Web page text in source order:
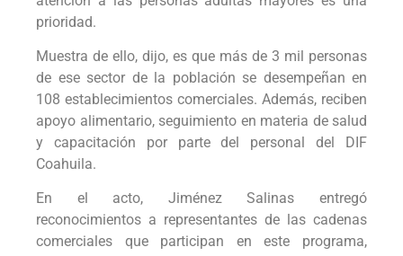
prioridad.
Muestra de ello, dijo, es que más de 3 mil personas
de ese sector de la población se desempeñan en
108 establecimientos comerciales. Además, reciben
apoyo alimentario, seguimiento en materia de salud
y capacitación por parte del personal del DIF
Coahuila.
En el acto, Jiménez Salinas entregó
reconocimientos a representantes de las cadenas
comerciales que participan en este programa,